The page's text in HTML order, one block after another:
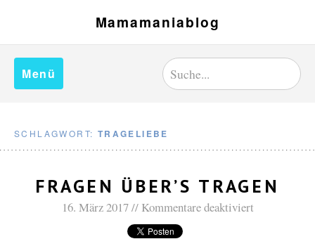
Mamamaniablog
Menü
SCHLAGWORT: TRAGELIEBE
FRAGEN ÜBER’S TRAGEN
16. März 2017 Kommentare deaktiviert